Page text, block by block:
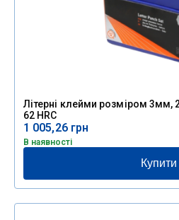
Літерні клейми розміром 3мм,
62 HRC
1 005,26 грн
В наявності
Купити